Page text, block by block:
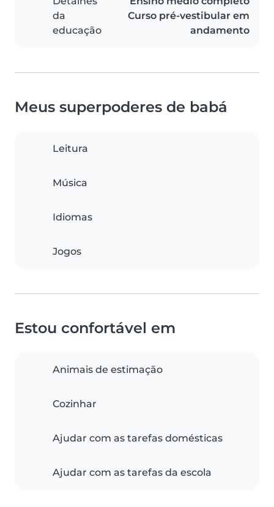
da
educação
Curso pré-vestibular em
andamento
Meus superpoderes de babá
Leitura
Música
Idiomas
Jogos
Estou confortável em
Animais de estimação
Cozinhar
Ajudar com as tarefas domésticas
Ajudar com as tarefas da escola